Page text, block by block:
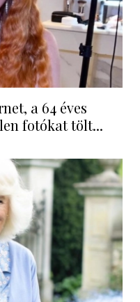
a 64 éves
fotókat tölt...